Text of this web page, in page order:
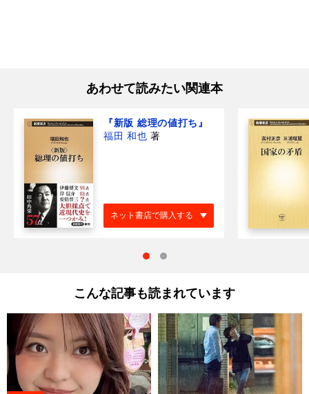
あわせて読みたい関連本
『新版 総理の値打ち』
福田 和也 著
ネット書店で購入する
こんな記事も読まれています